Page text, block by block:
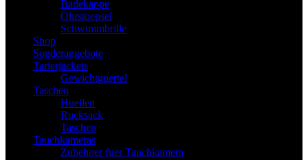
Badekappe
Ohrstoepsel
Schwimmbrille
Shop
Sonderangebote
Tarierjackets
Gewichtguertel
Taschen
Huellen
Rucksack
Taschen
Tauchkameras
Zubehoer fuer Tauchkamera